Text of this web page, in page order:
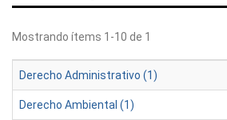
Mostrando ítems 1-10 de 1
Derecho Administrativo (1)
Derecho Ambiental (1)